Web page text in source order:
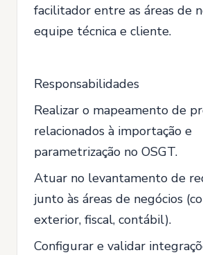
facilitador entre as áreas de
equipe técnica e cliente.
Responsabilidades
Realizar o mapeamento de
relacionados à importação e
parametrização no OSGT.
Atuar no levantamento de
junto às áreas de negócios
exterior, fiscal, contábil).
Configurar e validar